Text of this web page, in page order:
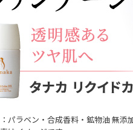
パラベン・合成香料・鉱物油 無添